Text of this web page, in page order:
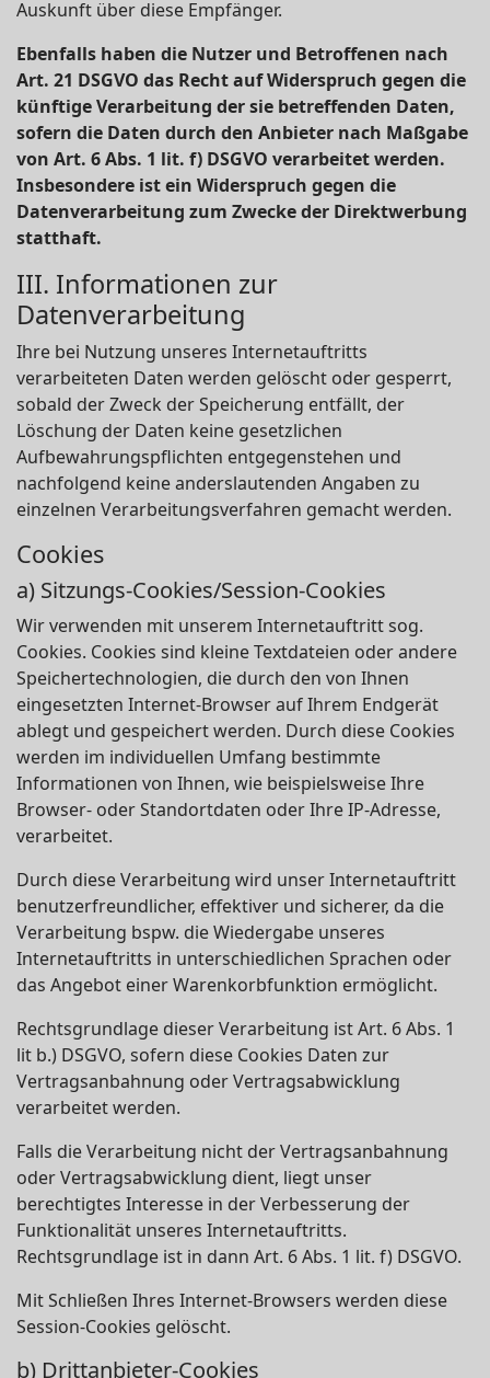
Auskunft über diese Empfänger.
Ebenfalls haben die Nutzer und Betroffenen nach
Art. 21 DSGVO das Recht auf Widerspruch gegen die
künftige Verarbeitung der sie betreffenden Daten,
sofern die Daten durch den Anbieter nach Maßgabe
von Art. 6 Abs. 1 lit. f) DSGVO verarbeitet werden.
Insbesondere ist ein Widerspruch gegen die
Datenverarbeitung zum Zwecke der Direktwerbung
statthaft.
III. Informationen zur
Datenverarbeitung
Ihre bei Nutzung unseres Internetauftritts
verarbeiteten Daten werden gelöscht oder gesperrt,
sobald der Zweck der Speicherung entfällt, der
Löschung der Daten keine gesetzlichen
Aufbewahrungspflichten entgegenstehen und
nachfolgend keine anderslautenden Angaben zu
einzelnen Verarbeitungsverfahren gemacht werden.
Cookies
a) Sitzungs-Cookies/Session-Cookies
Wir verwenden mit unserem Internetauftritt sog.
Cookies. Cookies sind kleine Textdateien oder andere
Speichertechnologien, die durch den von Ihnen
eingesetzten Internet-Browser auf Ihrem Endgerät
ablegt und gespeichert werden. Durch diese Cookies
werden im individuellen Umfang bestimmte
Informationen von Ihnen, wie beispielsweise Ihre
Browser- oder Standortdaten oder Ihre IP-Adresse,
verarbeitet.
Durch diese Verarbeitung wird unser Internetauftritt
benutzerfreundlicher, effektiver und sicherer, da die
Verarbeitung bspw. die Wiedergabe unseres
Internetauftritts in unterschiedlichen Sprachen oder
das Angebot einer Warenkorbfunktion ermöglicht.
Rechtsgrundlage dieser Verarbeitung ist Art. 6 Abs. 1
lit b.) DSGVO, sofern diese Cookies Daten zur
Vertragsanbahnung oder Vertragsabwicklung
verarbeitet werden.
Falls die Verarbeitung nicht der Vertragsanbahnung
oder Vertragsabwicklung dient, liegt unser
berechtigtes Interesse in der Verbesserung der
Funktionalität unseres Internetauftritts.
Rechtsgrundlage ist in dann Art. 6 Abs. 1 lit. f) DSGVO.
Mit Schließen Ihres Internet-Browsers werden diese
Session-Cookies gelöscht.
b) Drittanbieter-Cookies